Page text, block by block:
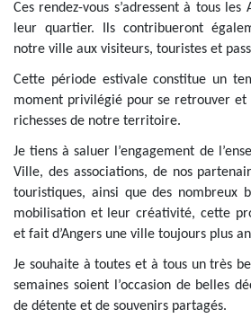
Ces rendez-vous s’adressent à tous les
leur quartier. Ils contribueront
notre ville aux visiteurs, touristes et
Cette période estivale constitue un
moment privilégié pour se retrouver
richesses de notre territoire.
Je tiens à saluer l’engagement de
Ville, des associations, de nos
touristiques, ainsi que des nombreux
mobilisation et leur créativité, cette
et fait d’Angers une ville toujours plus
Je souhaite à toutes et à tous un très
semaines soient l’occasion de belles
de détente et de souvenirs partagés.